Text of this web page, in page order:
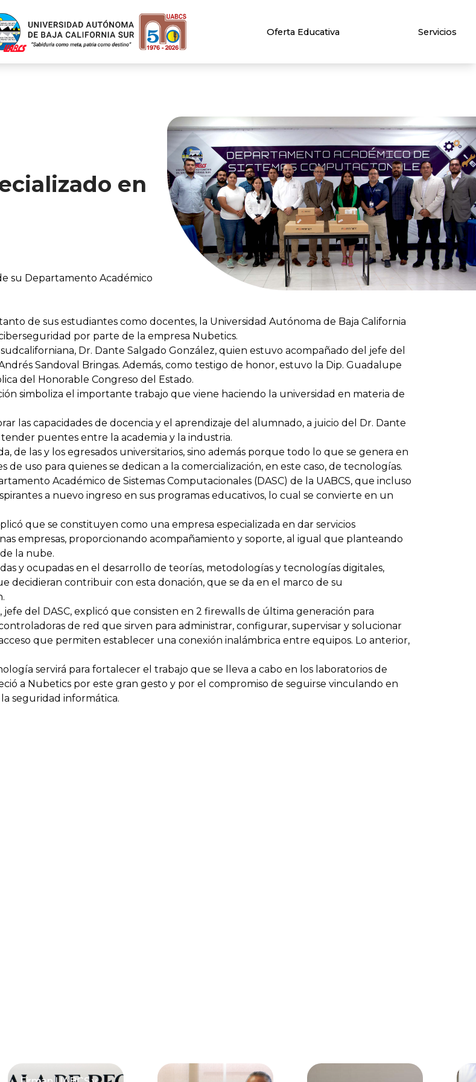
Oferta Educativa Servicios
en
su Departamento Académico
de sus estudiantes como docentes, la Universidad Autónoma de Baja California
por parte de la empresa Nubetics.
Dr. Dante Salgado González, quien estuvo acompañado del jefe del
Sandoval Bringas. Además, como testigo de honor, estuvo la Dip. Guadalupe
del Honorable Congreso del Estado.
simboliza el importante trabajo que viene haciendo la universidad en materia de
las capacidades de docencia y el aprendizaje del alumnado, a juicio del Dr. Dante
puentes entre la academia y la industria.
las y los egresados universitarios, sino además porque todo lo que se genera en
uso para quienes se dedican a la comercialización, en este caso, de tecnologías.
Académico de Sistemas Computacionales (DASC) de la UABCS, que incluso
a nuevo ingreso en sus programas educativos, lo cual se convierte en un
que se constituyen como una empresa especializada en dar servicios
empresas, proporcionando acompañamiento y soporte, al igual que planteando
la nube.
y ocupadas en el desarrollo de teorías, metodologías y tecnologías digitales,
decidieran contribuir con esta donación, que se da en el marco de su
del DASC, explicó que consisten en 2 firewalls de última generación para
de red que sirven para administrar, configurar, supervisar y solucionar
que permiten establecer una conexión inalámbrica entre equipos. Lo anterior,
servirá para fortalecer el trabajo que se lleva a cabo en los laboratorios de
a Nubetics por este gran gesto y por el compromiso de seguirse vinculando en
seguridad informática.